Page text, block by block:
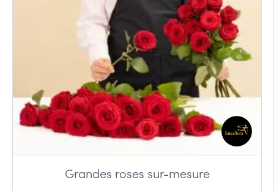
Grandes roses sur-mesure